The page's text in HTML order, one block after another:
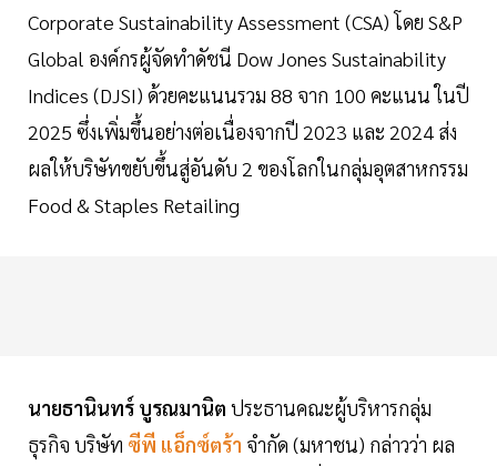
Corporate Sustainability Assessment (CSA) โดย S&P
Global องค์กรผู้จัดทำดัชนี Dow Jones Sustainability
Indices (DJSI) ด้วยคะแนนรวม 88 จาก 100 คะแนน ในปี
2025 ซึ่งเพิ่มขึ้นอย่างต่อเนื่องจากปี 2023 และ 2024 ส่ง
ผลให้บริษัทขยับขึ้นสู่อันดับ 2 ของโลกในกลุ่มอุตสาหกรรม
Food & Staples Retailing
นายธานินทร์ บูรณมานิต ประธานคณะผู้บริหารกลุ่ม
ธุรกิจ บริษัท ซีพี แอ็กซ์ตร้า จำกัด (มหาชน) กล่าวว่า ผล